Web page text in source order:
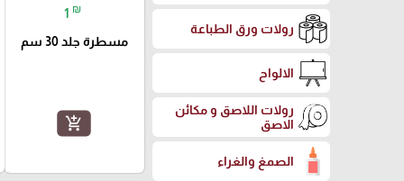
رولات ورق الطباعة
الالواح
رولات اللاصق و مكائن
الاصق
الصمغ والغراء
1 ₪
مسطرة جلد 30 سم
add_shopping_cart